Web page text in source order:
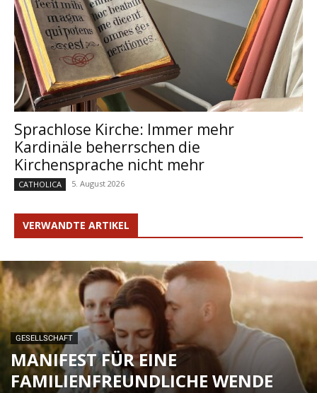
Sprachlose Kirche: Immer mehr
Kardinäle beherrschen die
Kirchensprache nicht mehr
CATHOLICA 5. August 2026
VERWANDTE ARTIKEL
GESELLSCHAFT
MANIFEST FÜR EINE
FAMILIENFREUNDLICHE WENDE